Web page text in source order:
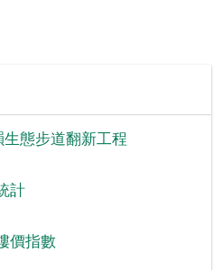
態步道翻新工程
計
價指數